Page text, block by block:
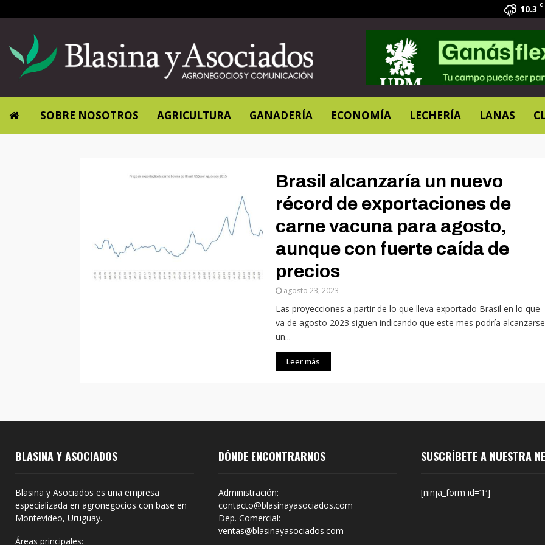
10.3 C
SOBRE NOSOTROS AGRICULTURA GANADERÍA ECONOMÍA LECHERÍA LANAS
Brasil alcanzaría un nuevo
récord de exportaciones de
carne vacuna para agosto,
aunque con fuerte caída de
precios
agosto 23, 2023
Las proyecciones a partir de lo que lleva exportado Brasil en lo que
va de agosto 2023 siguen indicando que este mes podría alcanzarse
un...
Leer más
BLASINA Y ASOCIADOS
Blasina y Asociados es una empresa
especializada en agronegocios con base en
Montevideo, Uruguay.
Áreas principales:
DÓNDE ENCONTRARNOS
Administración:
contacto@blasinayasociados.com
Dep. Comercial:
ventas@blasinayasociados.com
SUSCRÍBETE A NUESTRA
[ninja_form id=’1′]